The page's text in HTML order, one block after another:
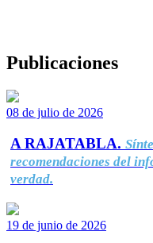
Publicaciones
08 de julio de 2026
A RAJATABLA.
recomendaciones del
verdad.
19 de junio de 2026